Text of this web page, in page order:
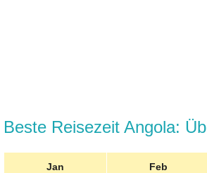
Beste Reisezeit Angola:
Jan Feb